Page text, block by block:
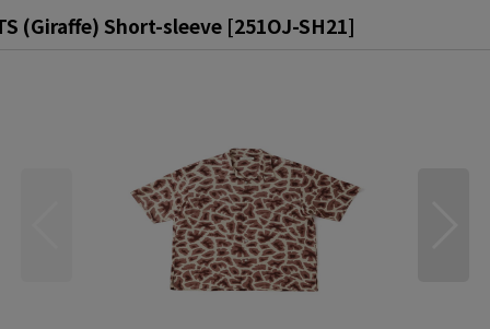
(Giraffe) Short-sleeve [251OJ-SH21]